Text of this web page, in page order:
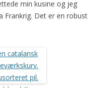
min kusine og jeg
Frankrig. Det er en robust